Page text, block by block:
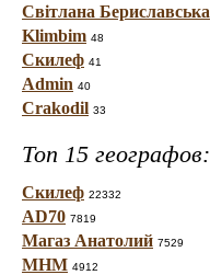
Світлана Бериславська
Klimbim 48
Скилеф 41
Admin 40
Crakodil 33
Топ 15 географов:
Скилеф 22332
AD70 7819
Магаз Анатолий 7529
МНМ 4912